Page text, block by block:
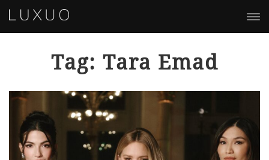
Tag: Tara Emad